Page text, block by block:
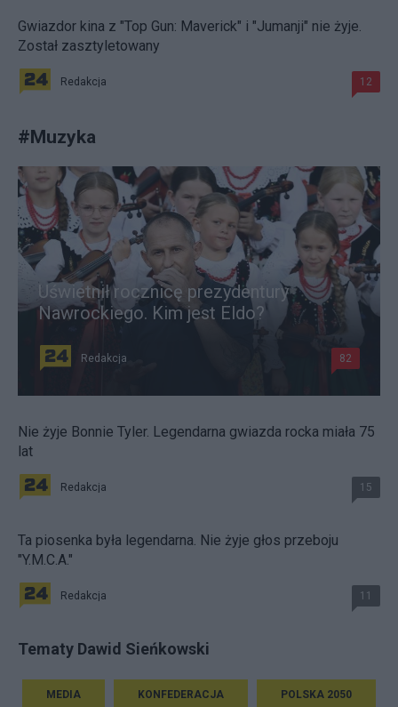
Gwiazdor kina z "Top Gun: Maverick" i "Jumanji" nie żyje.
Został zasztyletowany
Redakcja 12
#Muzyka
Uświetnił rocznicę prezydentury
Nawrockiego. Kim jest Eldo?
Redakcja 82
Nie żyje Bonnie Tyler. Legendarna gwiazda rocka miała 75
lat
Redakcja 15
Ta piosenka była legendarna. Nie żyje głos przeboju
"Y.M.C.A."
Redakcja 11
Tematy Dawid Sieńkowski
MEDIA KONFEDERACJA POLSKA 2050